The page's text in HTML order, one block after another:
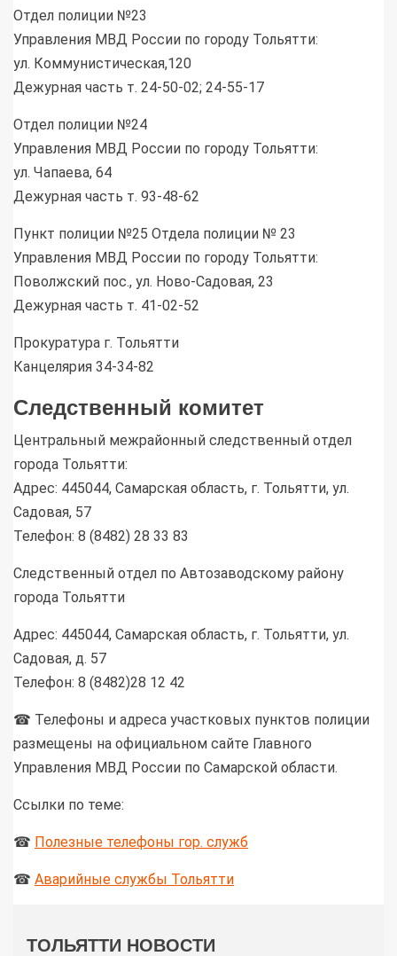
Отдел полиции №23
Управления МВД России по городу Тольятти:
ул. Коммунистическая,120
Дежурная часть т. 24-50-02; 24-55-17
Отдел полиции №24
Управления МВД России по городу Тольятти:
ул. Чапаева, 64
Дежурная часть т. 93-48-62
Пункт полиции №25 Отдела полиции № 23
Управления МВД России по городу Тольятти:
Поволжский пос., ул. Ново-Садовая, 23
Дежурная часть т. 41-02-52
Прокуратура г. Тольятти
Канцелярия 34-34-82
Следственный комитет
Центральный межрайонный следственный отдел
города Тольятти:
Адрес: 445044, Самарская область, г. Тольятти, ул.
Садовая, 57
Телефон: 8 (8482) 28 33 83
Следственный отдел по Автозаводскому району
города Тольятти
Адрес: 445044, Самарская область, г. Тольятти, ул.
Садовая, д. 57
Телефон: 8 (8482)28 12 42
☎ Телефоны и адреса участковых пунктов полиции
размещены на официальном сайте Главного
Управления МВД России по Самарской области.
Ссылки по теме:
☎ Полезные телефоны гор. служб
☎ Аварийные службы Тольятти
ТОЛЬЯТТИ НОВОСТИ